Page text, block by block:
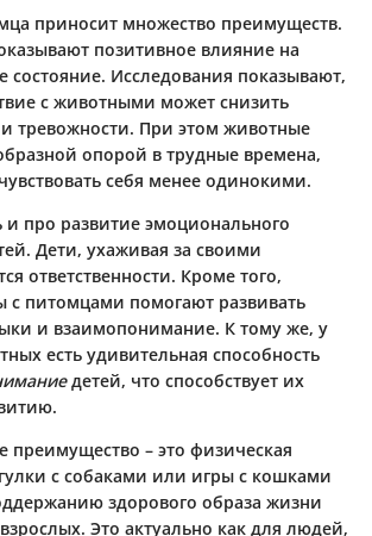
приносит множество преимуществ.
позитивное влияние на
состояние. Исследования показывают,
с животными может снизить
и тревожности. При этом животные
опорой в трудные времена,
себя менее одинокими.
и про развитие эмоционального
Дети, ухаживая за своими
ответственности. Кроме того,
с питомцами помогают развивать
и взаимопонимание. К тому же, у
есть удивительная способность
детей, что способствует их
преимущество – это физическая
с собаками или игры с кошками
здорового образа жизни
Это актуально как для людей,